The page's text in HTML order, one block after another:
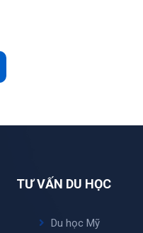
TƯ VẤN DU HỌC
Du học Mỹ